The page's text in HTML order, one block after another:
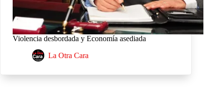
Violencia desbordada y Economía asediada
La Otra Cara